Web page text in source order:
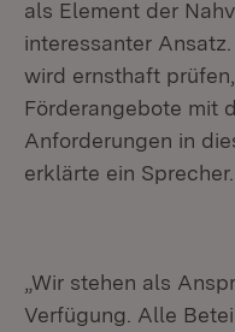
als Element der
interessanter
wird ernsthaft
Förderangebote mit
Anforderungen in
erklärte ein Sprecher.
„Wir stehen als
Verfügung. Alle